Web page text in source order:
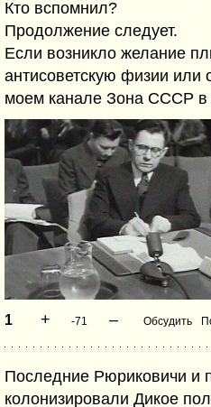
Кто вспомнил?
Продолжение следует.
Если возникло желание
антисоветскую физии или
моем канале Зона СССР в
1 + -71 – Обсудить
Последние Рюриковичи и
колонизировали Дикое